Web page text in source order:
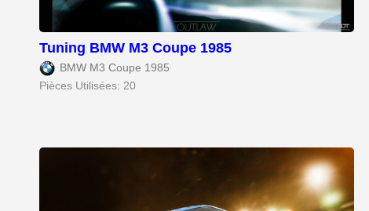
Tuning BMW M3 Coupe 1985
BMW M3 Coupe 1985
Pièces Utilisées: 20